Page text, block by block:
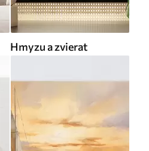
Hmyzu a zvierat